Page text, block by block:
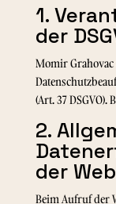
1.
der
Momir Grahovac
(Art. 37 DSGVO).
2.
der
Beim Aufruf der